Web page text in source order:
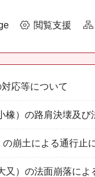
閲覧支援
応等について
橡）の路肩決壊及
崩土による通行止
又）の法面崩落によ